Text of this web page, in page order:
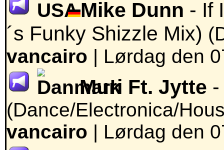
Mike Dunn - If
´s Funky Shizzle Mix)
vancairo | Lørdag den
Muri Ft. Jytte
(Dance/Electronica/
vancairo | Lørdag den